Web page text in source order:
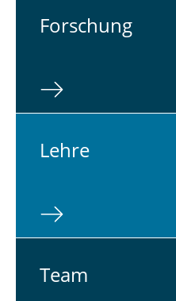
For­schung
Lehre
Team